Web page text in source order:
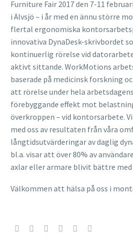
Furniture Fair 2017 den 7-11
i Älvsjö – i år med en ännu större
flertal ergonomiska
innovativa DynaDesk-skrivbordet
kontinuerlig rörelse vid
aktivt sittande. WorkMotions
baserade på medicinsk forskning
att rörelse under hela
förebyggande effekt mot
överkroppen – vid kontorsarbete.
med oss av resultaten från våra
långtidsutvärderingar av daglig
bl.a. visar att över 80% av
axlar eller armare blivit bättre med
Välkommen att hälsa på oss i